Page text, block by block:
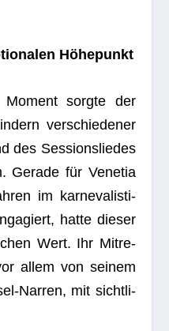
Höhepunkt
sorgte der
ver­schie­de­ner
des Ses­si­ons­lie­des
Gerade für Vene­tia
im kar­ne­va­lis­ti­
hatte die­ser
Wert. Ihr Mit­re­
allem von sei­nem
Nar­ren, mit sicht­li­